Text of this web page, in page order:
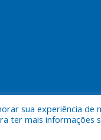
reservados ao Consórcio
sua experiência
ter mais informações